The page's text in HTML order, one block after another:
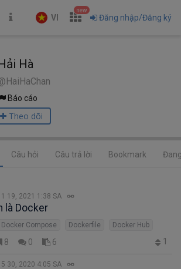
VI
new
Đăng nhập/Đăng ký
Hà
Báo cáo
Theo dõi
Câu hỏi Câu trả lời Bookmark
19, 2021 1:38 SA
là Docker
Docker Compose Dockerfile Docker Hub
8 0 6 1
30, 2020 4:05 SA